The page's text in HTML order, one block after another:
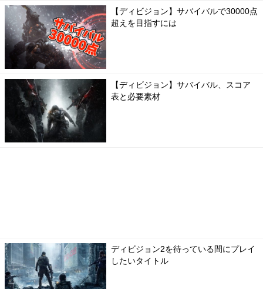
【ディビジョン】サバイバルで30000点
超えを目指すには
【ディビジョン】サバイバル、スコア
表と必要素材
ディビジョン2を待っている間にプレイ
したいタイトル